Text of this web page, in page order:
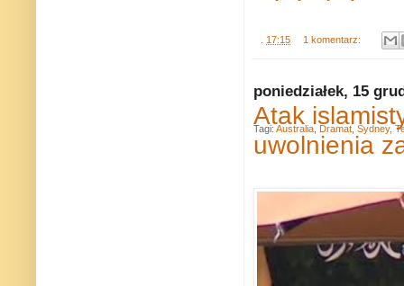
17:15 1 komentarz:
poniedziałek, 15
Atak
uwolnienia
Tagi: Australia Dramat Sydney,